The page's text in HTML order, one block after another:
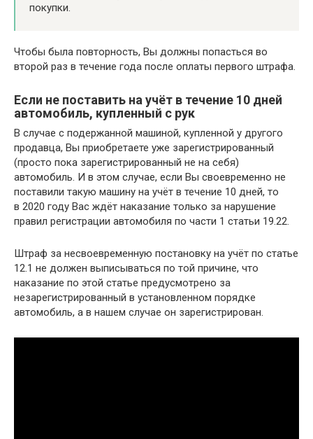
покупки.
Чтобы была повторность, Вы должны попасться во
второй раз в течение года после оплаты первого штрафа.
Если не поставить на учёт в течение 10 дней
автомобиль, купленный с рук
В случае с подержанной машиной, купленной у другого
продавца, Вы приобретаете уже зарегистрированный
(просто пока зарегистрированный не на себя)
автомобиль. И в этом случае, если Вы своевременно не
поставили такую машину на учёт в течение 10 дней, то
в 2020 году Вас ждёт наказание только за нарушение
правил регистрации автомобиля по части 1 статьи 19.22.
Штраф за несвоевременную постановку на учёт по статье
12.1 не должен выписываться по той причине, что
наказание по этой статье предусмотрено за
незарегистрированный в установленном порядке
автомобиль, а в нашем случае он зарегистрирован.